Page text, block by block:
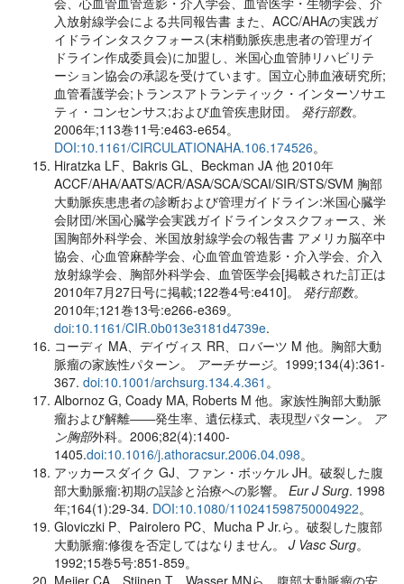
入放射線学会による共同報告書 また、ACC/AHAの実践ガ
イドラインタスクフォース(末梢動脈疾患患者の管理ガイ
ドライン作成委員会)に加盟し、米国心血管肺リハビリテ
ーション協会の承認を受けています。国立心肺血液研究所;
血管看護学会;トランスアトランティック・インターソサエ
ティ・コンセンサス;および血管疾患財団。 発行部数。
2006年;113巻11号:e463-e654。
DOI:10.1161/CIRCULATIONAHA.106.174526。
Hiratzka LF、Bakris GL、Beckman JA 他 2010年
ACCF/AHA/AATS/ACR/ASA/SCA/SCAI/SIR/STS/SVM 胸部
大動脈疾患患者の診断および管理ガイドライン:米国心臓学
会財団/米国心臓学会実践ガイドラインタスクフォース、米
国胸部外科学会、米国放射線学会の報告書 アメリカ脳卒中
協会、心血管麻酔学会、心血管血管造影・介入学会、介入
放射線学会、胸部外科学会、血管医学会[掲載された訂正は
2010年7月27日号に掲載;122巻4号:e410]。 発行部数。
2010年;121巻13号:e266-e369。
doi:10.1161/CIR.0b013e3181d4739e.
コーディ MA、デイヴィス RR、ロバーツ M 他。胸部大動
脈瘤の家族性パターン。
アーチサージ。1999;134(4):361-
367. doi:10.1001/archsurg.134.4.361 。
Albornoz G, Coady MA, Roberts M 他。家族性胸部大動脈
瘤および解離――発生率、遺伝様式、表現型パターン。
ア
ン胸部外科。2006;82(4):1400-
1405.doi:10.1016/j.athoracsur.2006.04.098。
アッカースダイク GJ、ファン・ボッケル JH。破裂した腹
部大動脈瘤:初期の誤診と治療への影響。 Eur J Surg. 1998
年;164(1):29-34. DOI:10.1080/110241598750004922。
Gloviczki P、Pairolero PC、Mucha P Jr.ら。破裂した腹部
大動脈瘤:修復を否定してはなりません。 J Vasc Surg。
1992;15巻5号:851-859。
Meijer CA、Stijnen T、Wasser MNら。腹部大動脈瘤の安